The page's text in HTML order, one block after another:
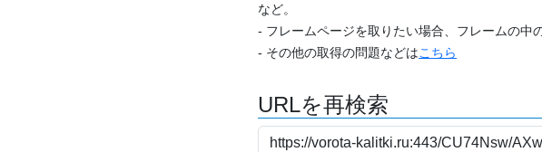
など。
- フレームページを取りたい場合、フレームの中
- その他の取得の問題などはこちら
URLを再検索